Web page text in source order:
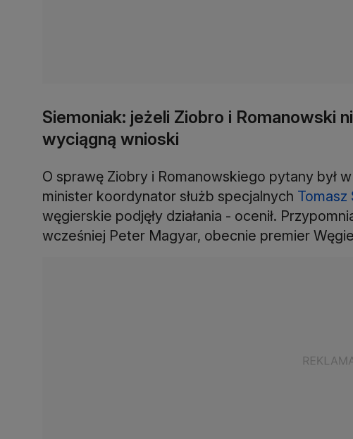
Siemoniak: jeżeli Ziobro i Romanowski
wyciągną wnioski
O sprawę Ziobry i Romanowskiego pytany był
minister koordynator służb specjalnych Tomasz
węgierskie podjęły działania - ocenił.
wcześniej Peter Magyar, obecnie premier